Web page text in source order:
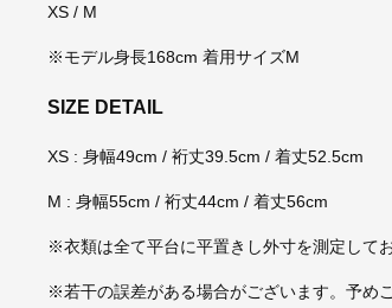
XS / M
※モデル身長168cm 着用サイズM
SIZE DETAIL
XS : 身幅49cm / 裄丈39.5cm / 着丈52.5cm
M : 身幅55cm / 裄丈44cm / 着丈56cm
※衣類は全て平台に平置きし外寸を測定してお
※若干の誤差がある場合がございます。予め